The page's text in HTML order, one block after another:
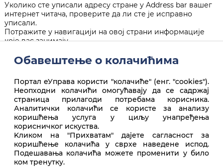
Уколико сте уписали адресу стране у Address bar вашег
интернет читача, проверите да ли сте је исправно
уписали.
Потражите у навигацији на овој страни информације
које вас занимају.
Врх стране
Обавештење о колачићима
Портал еУправа користи "колачиће" (енг. "cookies").
Неопходни колачићи омогућавају да се садржај
страница прилагоди потребама корисника.
Аналитички колачићи се користе за анализу
коришћења услуга у циљу унапређења
корисничког искуства.
Kликом на "Прихватам" дајете сагласност за
коришћење колачића у сврхе наведене испод.
Подешавања колачића можете променити у било
ком тренутку.